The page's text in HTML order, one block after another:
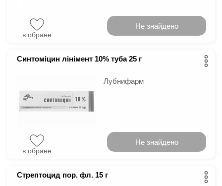
в обране
Не знайдено
Синтоміцин лінімент 10% туба 25 г
Лубнифарм
в обране
Не знайдено
Стрептоцид пор. фл. 15 г